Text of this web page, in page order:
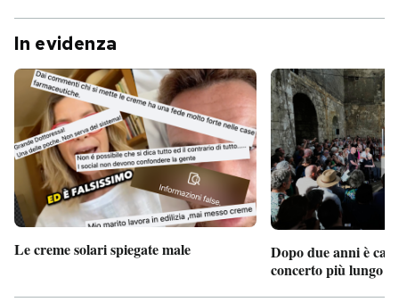
In evidenza
Le creme solari spiegate male
Dopo due anni è
concerto più lungo